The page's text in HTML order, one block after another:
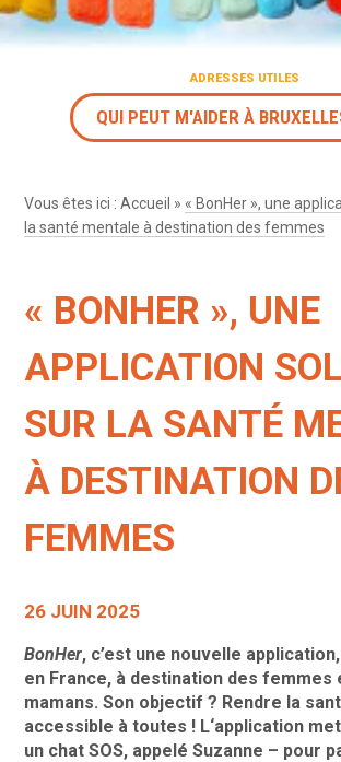
ADRESSES UTILES
QUI PEUT M'AIDER À
Vous êtes ici :Accueil » « BonHer », une
la santé mentale à destination des femmes
« BONHER », UNE
APPLICATION
SUR LA SANTÉ
À DESTINATION
FEMMES
26 JUIN 2025
BonHer, c’est une nouvelle
en France, à destination des femmes
mamans. Son objectif ? Rendre la
accessible à toutes ! L‘application
un chat SOS, appelé Suzanne – pour